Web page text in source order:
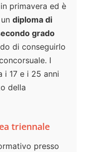
primavera ed è
diploma di
grado
di conseguirlo
I
i 17 e i 25 anni
della
triennale
presso